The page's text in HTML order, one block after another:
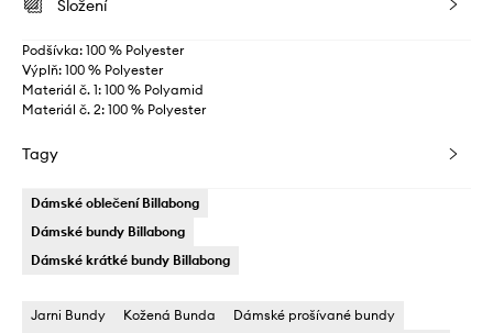
Složení
Podšívka: 100 % Polyester
Výplň: 100 % Polyester
Materiál č. 1: 100 % Polyamid
Materiál č. 2: 100 % Polyester
Tagy
Dámské oblečení Billabong
Dámské bundy Billabong
Dámské krátké bundy Billabong
Jarni Bundy Kožená Bunda
Dámské prošívané bundy